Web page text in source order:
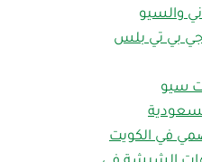
والسيو
جي بي تي بلس
سيو
في الكويت